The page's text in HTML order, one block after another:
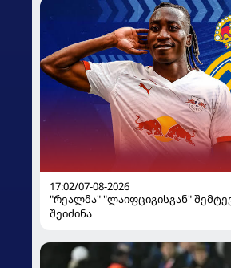
17:02/07-08-2026
"რეალმა" "ლაიფციგისგან"
შეიძინა